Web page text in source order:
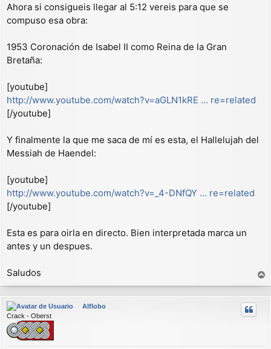
Ahora si consigueis llegar al 5:12 vereis para que se
compuso esa obra:
1953 Coronación de Isabel II como Reina de la Gran
Bretaña:
[youtube]
http://www.youtube.com/watch?v=aGLN1kRE ... re=related
[/youtube]
Y finalmente la que me saca de mí es esta, el Hallelujah del
Messiah de Haendel:
[youtube]
http://www.youtube.com/watch?v=_4-DNfQY ... re=related
[/youtube]
Esta es para oirla en directo. Bien interpretada marca un
antes y un despues.
Saludos
r
r
Alflobo
Crack - Oberst